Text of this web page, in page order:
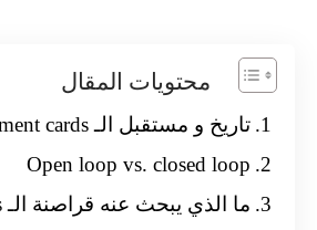
محتويات المقال
تاريخ و مستقبل الـ Payment cards
Open loop vs. closed loop
ما الذي يبحث عنه قراصنة الـ Payment cards؟